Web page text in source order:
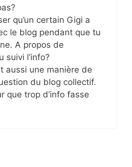
qu’un certain Gigi a
le blog pendant que tu
A propos de
l’info?
aussi une manière de
du blog collectif.
que trop d’info fasse